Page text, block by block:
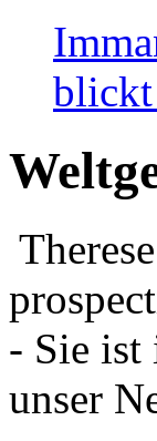
blickt
- Sie ist
unser